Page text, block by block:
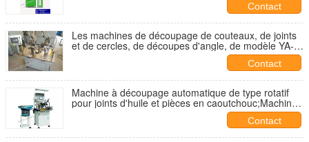
Contact
Les machines de découpage de couteaux, de joints
et de cercles, de découpes d'angle, de modèle YA-
Contact
Machine à découpage automatique de type rotatif
pour joints d'huile et pièces en caoutchouc;Machine
Contact